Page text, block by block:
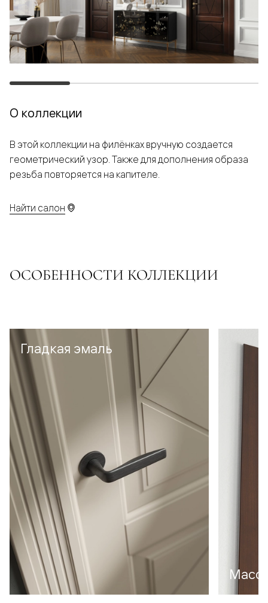
О коллекции
В этой коллекции на филёнках вручную создается
геометрический узор. Также для дополнения образа
резьба повторяется на капителе.
Найти салон
ОСОБЕННОСТИ КОЛЛЕКЦИИ
Гладкая эмаль